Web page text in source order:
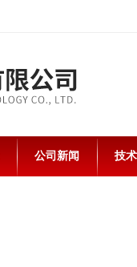
公司新闻 技